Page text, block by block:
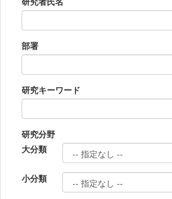
部署
研究キーワード
研究分野
大分類
小分類